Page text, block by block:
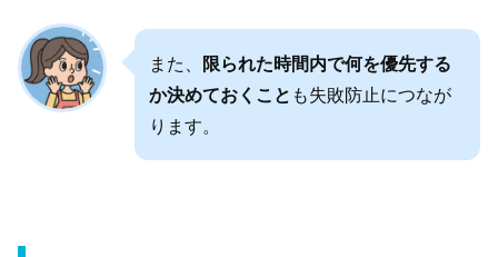
また、 限られた時間内で何を優先する
か決めておくこと も失敗防止につなが
ります。